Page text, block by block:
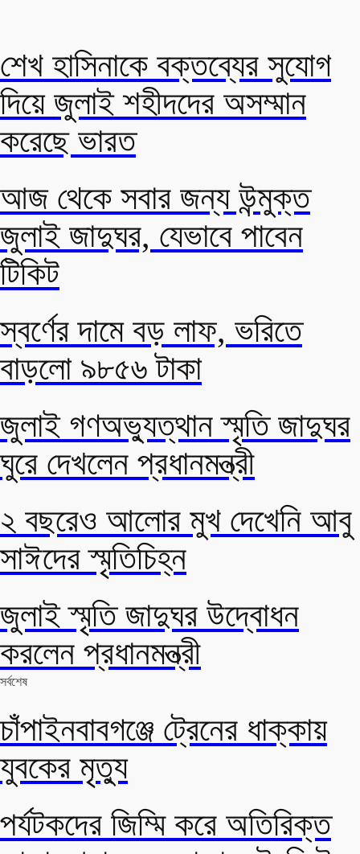
শেখ হাসিনাকে বক্তব্যের সুযোগ
দিয়ে জুলাই শহীদদের অসম্মান
করেছে ভারত
আজ থেকে সবার জন্য উন্মুক্ত
জুলাই জাদুঘর, যেভাবে পাবেন
টিকিট
স্বর্ণের দামে বড় লাফ, ভরিতে
বাড়লো ৯৮৫৬ টাকা
জুলাই গণঅভ্যুত্থান স্মৃতি জাদুঘর
ঘুরে দেখলেন প্রধানমন্ত্রী
২ বছরেও আলোর মুখ দেখেনি আবু
সাঈদের স্মৃতিচিহ্ন
জুলাই স্মৃতি জাদুঘর উদ্বোধন
করলেন প্রধানমন্ত্রী
সর্বশেষ
চাঁপাইনবাবগঞ্জে ট্রেনের ধাক্কায়
যুবকের মৃত্যু
পর্যটকদের জিম্মি করে অতিরিক্ত